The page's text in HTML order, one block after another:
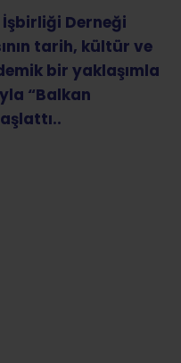
Derneği
tarih, kültür ve
bir yaklaşımla
“Balkan